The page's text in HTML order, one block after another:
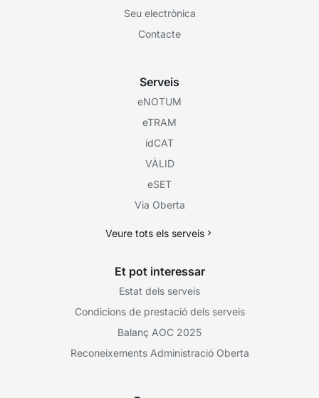
Seu electrònica
Contacte
Serveis
eNOTUM
eTRAM
idCAT
VÀLID
eSET
Via Oberta
Veure tots els serveis
Et pot interessar
Estat dels serveis
Condicions de prestació dels serveis
Balanç AOC 2025
Reconeixements Administració Oberta